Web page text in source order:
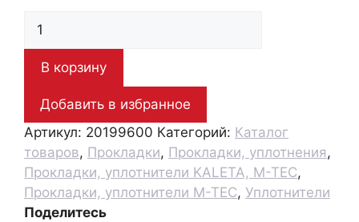
Количество
Прокладка
В корзину
Добавить в избранное
Артикул: 20199600 Категорий: Каталог
товаров, Прокладки, Прокладки, уплотнения,
Прокладки, уплотнители KALETA, M-TEC,
Прокладки, уплотнители M-TEC, Уплотнители
Поделитесь